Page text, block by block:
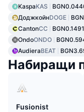
KaspaKAS
ДоджкойнDOGE
CantonCC BGN0.1491
OndoONDO
AudieraBEAT
Набиращи
Fusionist